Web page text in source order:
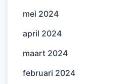
mei 2024
april 2024
maart 2024
februari 2024